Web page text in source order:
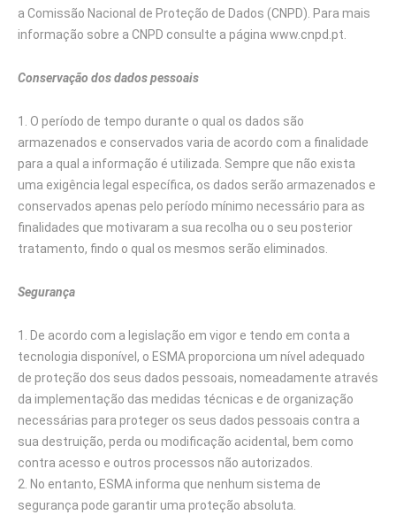
a Comissão Nacional de Proteção de Dados (CNPD). Para mais
informação sobre a CNPD consulte a página www.cnpd.pt.
Conservação dos dados pessoais
O período de tempo durante o qual os dados são
armazenados e conservados varia de acordo com a finalidade
para a qual a informação é utilizada. Sempre que não exista
uma exigência legal específica, os dados serão armazenados e
conservados apenas pelo período mínimo necessário para as
finalidades que motivaram a sua recolha ou o seu posterior
tratamento, findo o qual os mesmos serão eliminados.
Segurança
De acordo com a legislação em vigor e tendo em conta a
tecnologia disponível, o ESMA proporciona um nível adequado
de proteção dos seus dados pessoais, nomeadamente através
da implementação das medidas técnicas e de organização
necessárias para proteger os seus dados pessoais contra a
sua destruição, perda ou modificação acidental, bem como
contra acesso e outros processos não autorizados.
No entanto, ESMA informa que nenhum sistema de
segurança pode garantir uma proteção absoluta.